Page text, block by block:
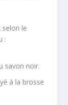
le
:
savon noir.
à la brosse